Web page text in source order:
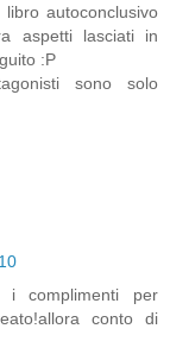
autoconclusivo
aspetti lasciati in
:P
sono solo
complimenti per
conto di